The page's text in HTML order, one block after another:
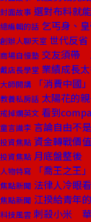
封面故事 選對布料就
總編輯的話 乞丐身、
創辦人聊天室 世代反省
商場自慢塾 交友須帶
戴店長學堂 業績成長
大師開講 「消費中國
教養私房話 太陽花的
戒掉爛英文 看到
童言識李 言論自由不
投資焦點 資金轉戰價
投資焦點 月底盤整後
人物特寫 「喬王之王
焦點新聞 法律人冷眼
焦點新聞 江揆給青年
科技風雲 刺殺小米 華